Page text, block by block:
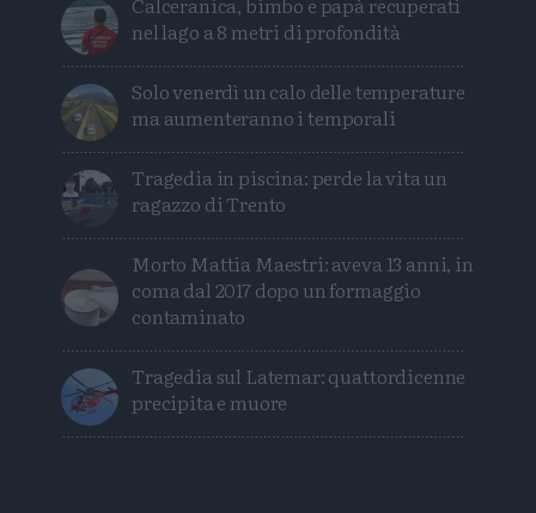
nel lago a 8 metri di profondità
Solo venerdì un calo delle temperature
ma aumenteranno i temporali
Tragedia in piscina: perde la vita un
ragazzo di Trento
Morto Mattia Maestri: aveva 13 anni, in
coma dal 2017 dopo un formaggio
contaminato
Tragedia sul Latemar: quattordicenne
precipita e muore